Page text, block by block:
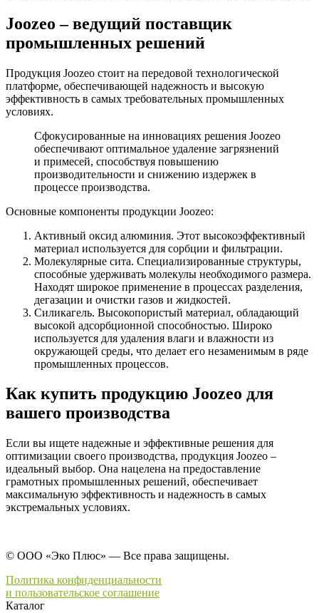
Joozeo – ведущий поставщик
промышленных решений
Продукция Joozeo стоит на передовой технологической
платформе, обеспечивающей надежность и высокую
эффективность в самых требовательных промышленных
условиях.
Сфокусированные на инновациях решения Joozeo
обеспечивают оптимальное удаление загрязнений
и примесей, способствуя повышению
производительности и снижению издержек в
процессе производства.
Основные компоненты продукции Joozeo:
Активный оксид алюминия. Этот высокоэффективный
материал используется для сорбции и фильтрации.
Молекулярные сита. Специализированные структуры,
способные удерживать молекулы необходимого размера.
Находят широкое применение в процессах разделения,
дегазации и очистки газов и жидкостей.
Силикагель. Высокопористый материал, обладающий
высокой адсорбционной способностью. Широко
используется для удаления влаги и влажности из
окружающей среды, что делает его незаменимым в ряде
промышленных процессов.
Как купить продукцию Joozeo для
вашего производства
Если вы ищете надежные и эффективные решения для
оптимизации своего производства, продукция Joozeo –
идеальный выбор. Она нацелена на предоставление
грамотных промышленных решений, обеспечивает
максимальную эффективность и надежность в самых
экстремальных условиях.
© ООО «Эко Плюс» — Все права защищены.
Политика конфиденциальности
и пользовательское соглашение
Каталог